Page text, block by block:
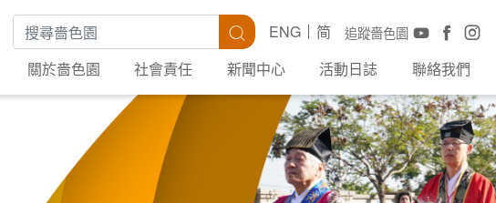
搜尋關鍵字 搜尋 追蹤嗇色園
ENG
简
關於嗇色園
社會責任 新聞中心 活動日誌 聯絡我們